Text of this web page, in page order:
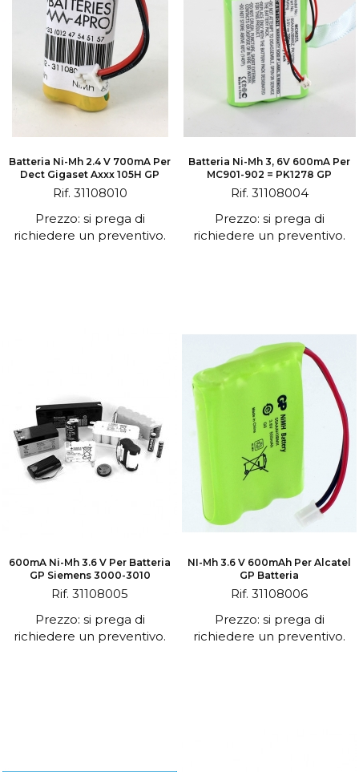
Batteria Ni-Mh 2.4 V 700mA Per
Dect Gigaset Axxx 105H GP
Rif. 31108010
Prezzo: si prega di
richiedere un preventivo.
Batteria Ni-Mh 3, 6V 600mA Per
MC901-902 = PK1278 GP
Rif. 31108004
Prezzo: si prega di
richiedere un preventivo.
600mA Ni-Mh 3.6 V Per Batteria
GP Siemens 3000-3010
Rif. 31108005
Prezzo: si prega di
richiedere un preventivo.
NI-Mh 3.6 V 600mAh Per Alcatel
GP Batteria
Rif. 31108006
Prezzo: si prega di
richiedere un preventivo.